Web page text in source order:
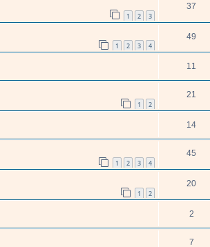
1 2 3
37
1 2 3 4
49
11
1 2
21
14
1 2 3 4
45
1 2
20
2
7